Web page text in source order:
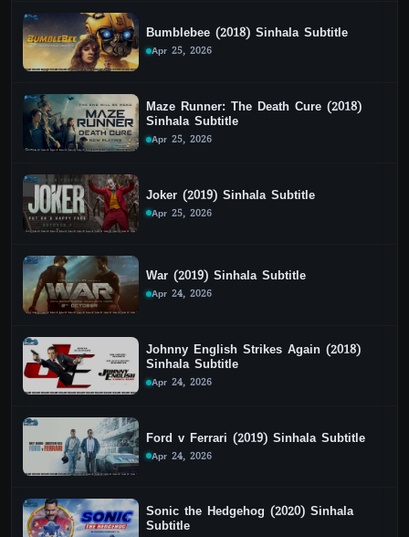
Bumblebee (2018) Sinhala Subtitle
Apr 25, 2026
Maze Runner: The Death Cure (2018)
Sinhala Subtitle
Apr 25, 2026
Joker (2019) Sinhala Subtitle
Apr 25, 2026
War (2019) Sinhala Subtitle
Apr 24, 2026
Johnny English Strikes Again (2018)
Sinhala Subtitle
Apr 24, 2026
Ford v Ferrari (2019) Sinhala Subtitle
Apr 24, 2026
Sonic the Hedgehog (2020) Sinhala
Subtitle